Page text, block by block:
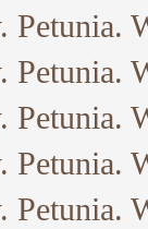
Petunia.
Petunia.
Petunia.
Petunia.
Petunia.